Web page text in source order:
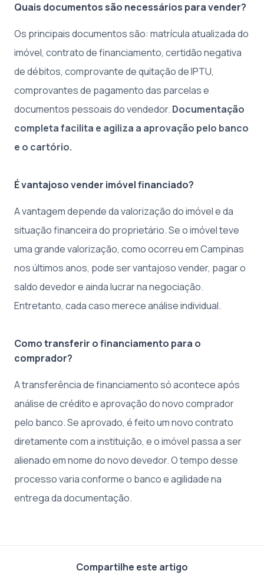
Quais documentos são necessários para vender?
Os principais documentos são: matrícula atualizada do
imóvel, contrato de financiamento, certidão negativa
de débitos, comprovante de quitação de IPTU,
comprovantes de pagamento das parcelas e
documentos pessoais do vendedor. Documentação
completa facilita e agiliza a aprovação pelo banco
e o cartório.
É vantajoso vender imóvel financiado?
A vantagem depende da valorização do imóvel e da
situação financeira do proprietário. Se o imóvel teve
uma grande valorização, como ocorreu em Campinas
nos últimos anos, pode ser vantajoso vender, pagar o
saldo devedor e ainda lucrar na negociação.
Entretanto, cada caso merece análise individual.
Como transferir o financiamento para o
comprador?
A transferência de financiamento só acontece após
análise de crédito e aprovação do novo comprador
pelo banco. Se aprovado, é feito um novo contrato
diretamente com a instituição, e o imóvel passa a ser
alienado em nome do novo devedor. O tempo desse
processo varia conforme o banco e agilidade na
entrega da documentação.
Compartilhe este artigo